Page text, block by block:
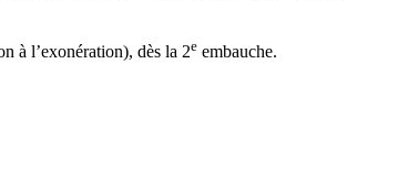
à l’exonération), dès la 2e embauche.